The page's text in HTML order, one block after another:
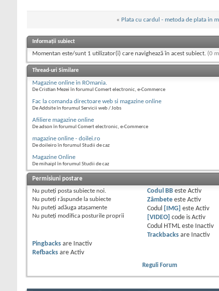
« Plata cu cardul - metoda de plata in
Informații subiect
Momentan este/sunt 1 utilizator(i) care navighează în acest subiect. (0
Thread-uri Similare
Magazine online in ROmania.
De Cristian Mezei în forumul Comert electronic, e-Commerce
Fac la comanda directoare web si magazine online
De Addsite în forumul Servicii web / Jobs
Afiliere magazine online
De adson în forumul Comert electronic, e-Commerce
magazine online - doilei.ro
De doileiro în forumul Studii de caz
Magazine Online
De mihaipl în forumul Studii de caz
Permisiuni postare
Nu puteţi posta subiecte noi.
Nu puteţi răspunde la subiecte
Nu puteţi adăuga ataşamente
Nu puteţi modifica posturile proprii
Codul BBeste Activ
Zâmbeteeste Activ
Codul
[IMG] este Activ
[VIDEO] code is Activ
Codul HTML este
Inactiv
Trackbacksare
Inactiv
Pingbacks are
Inactiv
Refbacks are Activ
Reguli Forum